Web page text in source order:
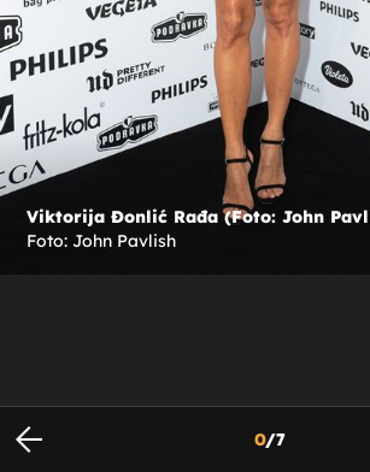
Viktorija Đonlić Rađa (Foto: John
Foto: John Pavlish
0/7